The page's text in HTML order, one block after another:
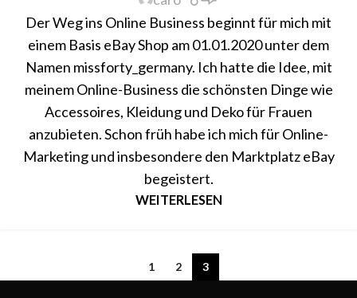
Der Weg ins Online Business beginnt für mich mit
einem Basis eBay Shop am 01.01.2020 unter dem
Namen missforty_germany. Ich hatte die Idee, mit
meinem Online-Business die schönsten Dinge wie
Accessoires, Kleidung und Deko für Frauen
anzubieten. Schon früh habe ich mich für Online-
Marketing und insbesondere den Marktplatz eBay
begeistert.
WEITERLESEN
1 2 3